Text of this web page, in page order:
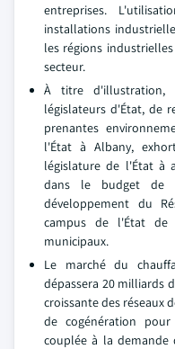
entreprises.
installations
les régions
secteur.
À titre d'illustration,
législateurs d'État, de
prenantes
l'État à Albany,
législature de l'État à
dans le budget de
développement du
campus de l'État de
municipaux.
Le marché du
dépassera 20 milliards
croissante des réseaux
de cogénération
couplée à la demande